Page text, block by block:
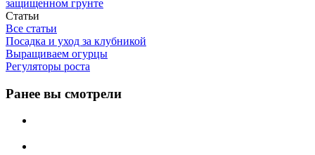
защищенном грунте
Статьи
Все статьи
Посадка и уход за клубникой
Выращиваем огурцы
Регуляторы роста
Ранее вы смотрели